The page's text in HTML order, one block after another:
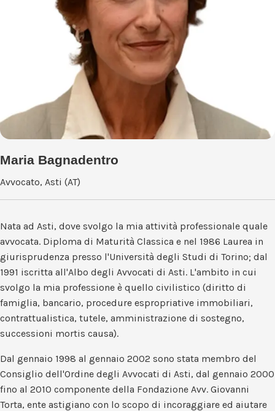
Maria Bagnadentro
Avvocato, Asti (AT)
Nata ad Asti, dove svolgo la mia attività professionale quale
avvocata. Diploma di Maturità Classica e nel 1986 Laurea in
giurisprudenza presso l'Università degli Studi di Torino; dal
1991 iscritta all'Albo degli Avvocati di Asti. L'ambito in cui
svolgo la mia professione è quello civilistico (diritto di
famiglia, bancario, procedure espropriative immobiliari,
contrattualistica, tutele, amministrazione di sostegno,
successioni mortis causa).
Dal gennaio 1998 al gennaio 2002 sono stata membro del
Consiglio dell'Ordine degli Avvocati di Asti, dal gennaio 2000
fino al 2010 componente della Fondazione Avv. Giovanni
Torta, ente astigiano con lo scopo di incoraggiare ed aiutare